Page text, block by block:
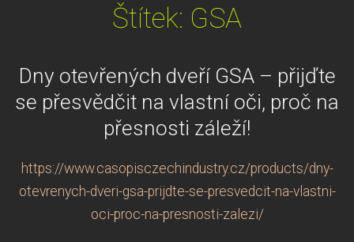
Štítek: GSA
Dny otevřených dveří GSA – přijďte
se přesvědčit na vlastní oči, proč na
přesnosti záleží!
https://www.casopisczechindustry.cz/products/dny-
otevrenych-dveri-gsa-prijdte-se-presvedcit-na-vlastni-
oci-proc-na-presnosti-zalezi/